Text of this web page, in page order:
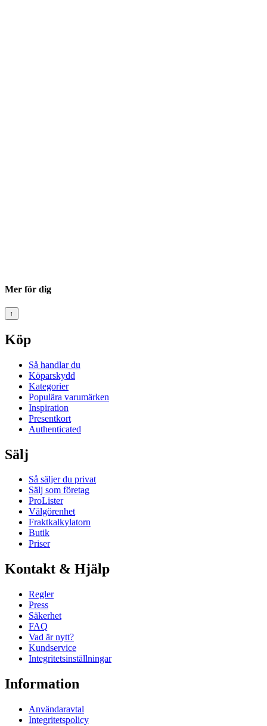
Mer för dig
↑
Köp
Så handlar du
Köparskydd
Kategorier
Populära varumärken
Inspiration
Presentkort
Authenticated
Sälj
Så säljer du privat
Sälj som företag
ProLister
Välgörenhet
Fraktkalkylatorn
Butik
Priser
Kontakt & Hjälp
Regler
Press
Säkerhet
FAQ
Vad är nytt?
Kundservice
Integritetsinställningar
Information
Användaravtal
Integritetspolicy